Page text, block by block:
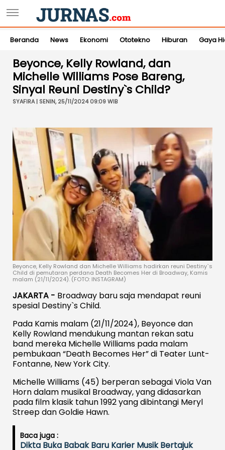
Beranda News Ekonomi Ototekno Hiburan Gaya
Beyonce, Kelly Rowland, dan
Michelle Williams Pose Bareng,
Sinyal Reuni Destiny`s Child?
SYAFIRA | SENIN, 25/11/2024 09:09 WIB
Beyonce, Kelly Rowland dan Michelle Williams hadirkan reuni Destiny`s
Child di pemutaran perdana Death Becomes Her di Broadway, Kamis
malam (21/11/2024). (FOTO: INSTAGRAM)
JAKARTA - Broadway baru saja mendapat reuni
spesial Destiny`s Child.
Pada Kamis malam (21/11/2024), Beyonce dan
Kelly Rowland mendukung mantan rekan satu
band mereka Michelle Williams pada malam
pembukaan “Death Becomes Her” di Teater Lunt-
Fontanne, New York City.
Michelle Williams (45) berperan sebagai Viola Van
Horn dalam musikal Broadway, yang didasarkan
pada film klasik tahun 1992 yang dibintangi Meryl
Streep dan Goldie Hawn.
Baca juga :
Dikta Buka Babak Baru Karier Musik Bertajuk